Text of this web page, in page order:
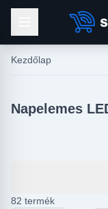
Kezdőlap
Napelemes
82 termék